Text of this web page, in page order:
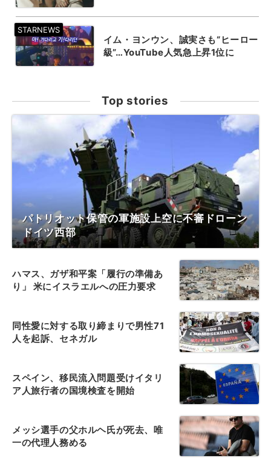
イム・ヨンウン、誠実さも“ヒーロー
級”…YouTube人気急上昇1位に
Top stories
パトリオット保管の軍施設上空に不審ドローン
ドイツ西部
ハマス、ガザ和平案「履行の準備あ
り」 米にイスラエルへの圧力要求
同性愛に対する取り締まりで男性71
人を起訴、セネガル
スペイン、移民流入問題受けイタリ
ア人旅行者の国境検査を開始
メッシ選手の父ホルヘ氏が死去、唯
一の代理人務める